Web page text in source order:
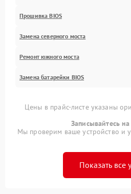
Прошивка BIOS
Замена северного моста
Ремонт южного моста
Замена батарейки BIOS
Цены в прайс-листе указаны
Записывайтесь
Мы проверим ваше устройство и
Показать все